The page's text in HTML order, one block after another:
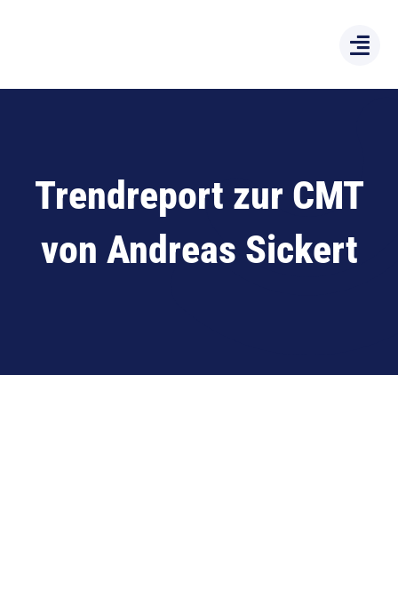
Trendreport zur CMT
von Andreas Sickert